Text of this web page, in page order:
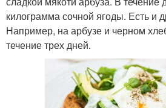
килограмма сочной ягоды. Есть и
Например, на арбузе и черном
течение трех дней.